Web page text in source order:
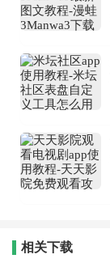
相关下载